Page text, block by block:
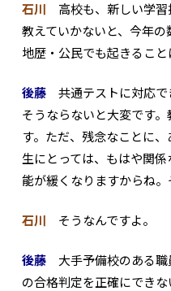
石川 高校も、新しい学習
教えていかないと、今年
地歴・公民でも起きること
後藤 共通テストに対応で
そうならないと大変です
す。ただ、残念なことに
生にとっては、もはや関
能が緩くなりますからね。
石川 そうなんですよ。
後藤 大手予備校のある職
の合格判定を正確にでき